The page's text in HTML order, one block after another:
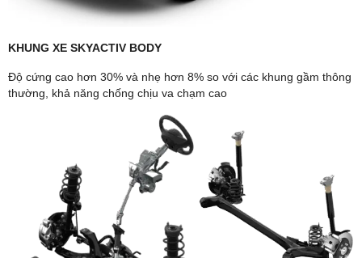
KHUNG XE SKYACTIV BODY
Độ cứng cao hơn 30% và nhẹ hơn 8% so với các khung gầm thông
thường, khả năng chống chịu va chạm cao